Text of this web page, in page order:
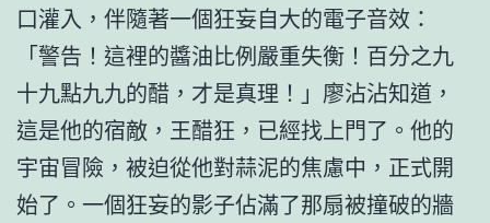
口灌入，伴隨著一個狂妄自大的電子音效：
「警告！這裡的醬油比例嚴重失衡！百分之九
十九點九九的醋，才是真理！」廖沾沾知道，
這是他的宿敵，王醋狂，已經找上門了。他的
宇宙冒險，被迫從他對蒜泥的焦慮中，正式開
始了。一個狂妄的影子佔滿了那扇被撞破的牆